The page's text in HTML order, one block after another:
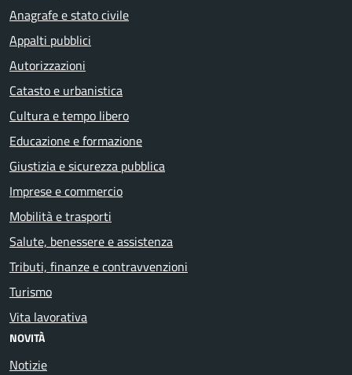
Anagrafe e stato civile
Appalti pubblici
Autorizzazioni
Catasto e urbanistica
Cultura e tempo libero
Educazione e formazione
Giustizia e sicurezza pubblica
Imprese e commercio
Mobilità e trasporti
Salute, benessere e assistenza
Tributi, finanze e contravvenzioni
Turismo
Vita lavorativa
NOVITÀ
Notizie